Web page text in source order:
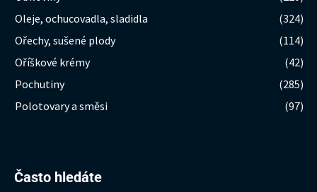
Oleje, ochucovadla, sladidla
(324)
Ořechy, sušené plody
(114)
Oříškové krémy
(42)
Pochutiny
(285)
Polotovary a směsi
(97)
Často hledáte
Hledat: